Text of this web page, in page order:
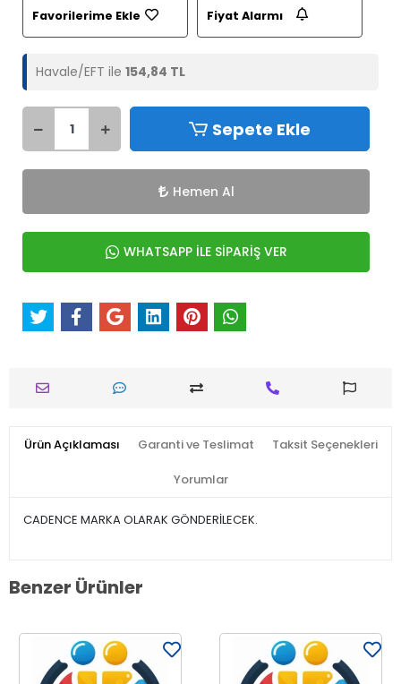
Favorilerime Ekle Fiyat Alarmı
Havale/EFT ile 154,84 TL
Sepete Ekle
Hemen Al
WHATSAPP İLE SİPARİŞ VER
Ürün Açıklaması Garanti ve Teslimat Taksit Seçenekleri
Yorumlar
CADENCE MARKA OLARAK GÖNDERİLECEK.
Benzer Ürünler